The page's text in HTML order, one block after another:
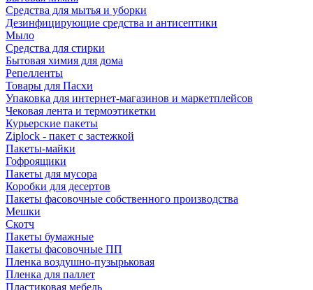
Средства для мытья и уборки
Дезинфицирующие средства и антисептики
Мыло
Средства для стирки
Бытовая химия для дома
Репелленты
Товары для Пасхи
Упаковка для интернет-магазинов и маркетплейсов
Чековая лента и термоэтикетки
Курьерские пакеты
Ziplock - пакет с застежкой
Пакеты-майки
Гофроящики
Пакеты для мусора
Коробки для десертов
Пакеты фасовочные собственного производства
Мешки
Скотч
Пакеты бумажные
Пакеты фасовочные ПП
Пленка воздушно-пузырьковая
Пленка для паллет
Пластиковая мебель